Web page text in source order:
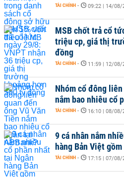
TÀI CHÍNH - 09:22 | 14/08/
MSB chốt trả cổ
triệu cp, giá thị
đồng
TÀI CHÍNH - 11:59 | 12/08/
Nhóm cổ đông
nắm bao nhiêu cổ
TÀI CHÍNH - 16:10 | 08/08/
9 cá nhân nắm
hàng Bản Việt
TÀI CHÍNH - 17:15 | 07/08/